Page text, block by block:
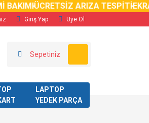
ÜCRETSİZ ARIZA TESPİTİEKRAN
Giriş Yap Üye Ol
Sepetiniz
LAPTOP
YEDEK PARÇA